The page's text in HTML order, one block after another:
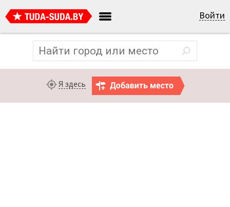
Войти
Я здесь